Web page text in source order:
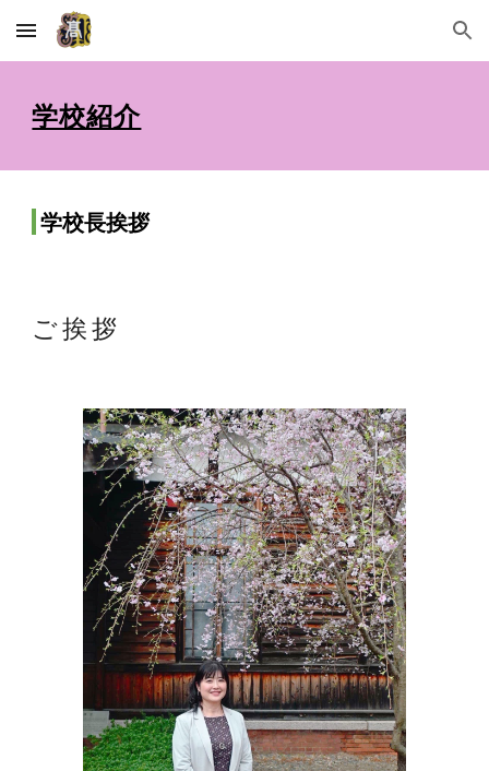
Skip to main content Skip to navigation
学校紹介
学校長挨拶
ご 挨 拶